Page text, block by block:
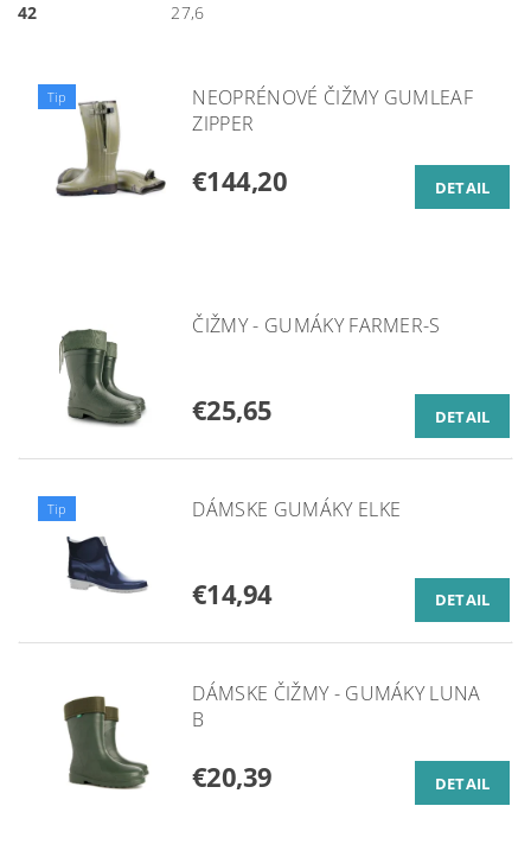
42 27,6
Tip
NEOPRÉNOVÉ ČIŽMY GUMLEAF
ZIPPER
€144,20 DETAIL
ČIŽMY - GUMÁKY FARMER-S
€25,65 DETAIL
Tip DÁMSKE GUMÁKY ELKE
€14,94 DETAIL
DÁMSKE ČIŽMY - GUMÁKY LUNA
B
€20,39 DETAIL